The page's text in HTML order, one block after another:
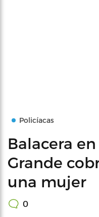
Policíacas
Balacera
Grande
una mujer
0